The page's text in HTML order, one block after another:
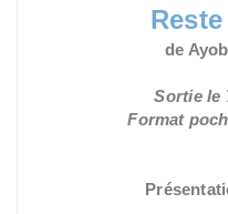
de
Sortie le
Format